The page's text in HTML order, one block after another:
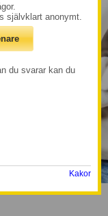
självklart anonymt.
du svarar kan du
Kakor